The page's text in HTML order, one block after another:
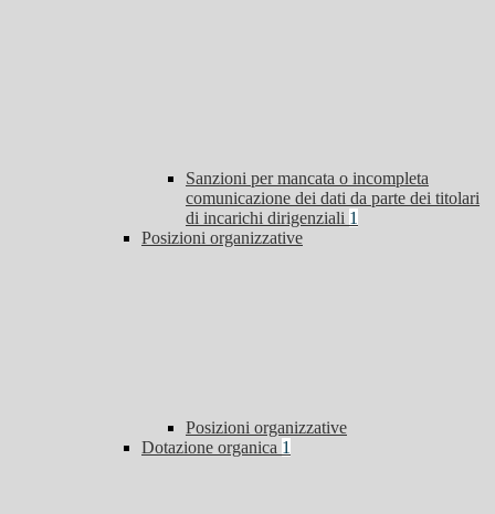
Sanzioni per mancata o incompleta
comunicazione dei dati da parte dei titolari
di incarichi dirigenziali 1
Posizioni organizzative
Posizioni organizzative
Dotazione organica 1